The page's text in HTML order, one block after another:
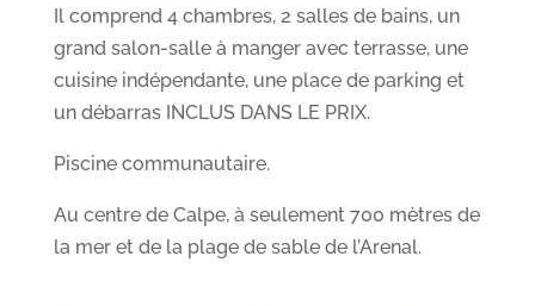
Il comprend 4 chambres, 2 salles de bains, un
grand salon-salle à manger avec terrasse, une
cuisine indépendante, une place de parking et
un débarras INCLUS DANS LE PRIX.
Piscine communautaire.
Au centre de Calpe, à seulement 700 mètres de
la mer et de la plage de sable de l’Arenal.